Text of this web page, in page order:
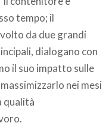
tempo; il
da due grandi
dialogano con
il suo impatto sulle
nei mesi
qualità